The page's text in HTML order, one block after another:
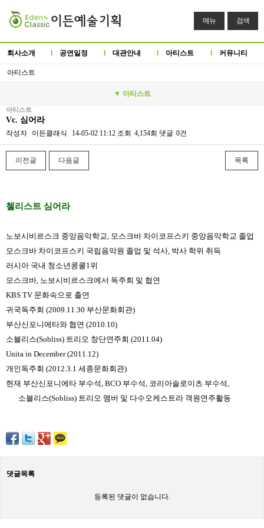
메뉴 검색
회사소개 l 공연일정 l 대관안내 l 아티스트 l 커뮤니티
아티스트
▼ 아티스트
아티스트
Vc. 심어라
작성자 이든클래식 14-05-02 11:12 조회 4,154회 댓글 0건
이전글 다음글 목록
첼리스트 심어라
노보시비르스크 중앙음악학교, 모스크바 차이코프스키 중앙음악학교 졸업
모스크바 차이코프스키 국립음악원 졸업 및 석사, 박사 학위 취득
러시아 국내 청소년콩쿨1위
모스크바, 노보시비르스크에서 독주회 및 협연
KBS TV 문화속으로 출연
귀국독주회 (2009.11.30 부산문화회관)
부산신포니에타와 협연 (2010.10)
소블리스(Sobliss) 트리오 창단연주회 (2011.04)
Unita in December (2011.12)
개인독주회 (2012.3.1 세종문화회관)
현재 부산신포니에타 부수석, BCO 부수석, 코리아솔로이츠 부수석,
소블리스(Sobliss) 트리오 멤버 및 다수오케스트라 객원연주활동
댓글목록
등록된 댓글이 없습니다.